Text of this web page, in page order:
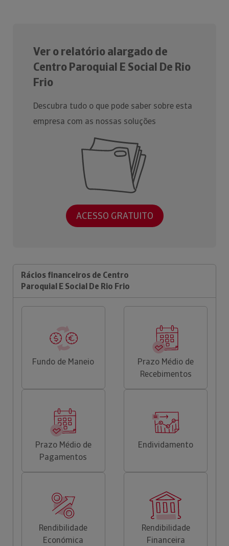
Ver o relatório alargado de
Centro Paroquial E Social De Rio
Frio
Descubra tudo o que pode saber sobre esta
empresa com as nossas soluções
ACESSO GRATUITO
Rácios financeiros de Centro
Paroquial E Social De Rio Frio
Fundo de Maneio
Prazo Médio de
Recebimentos
Prazo Médio de
Pagamentos
Endividamento
Rendibilidade
Económica
Rendibilidade
Financeira